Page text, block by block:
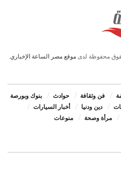
محفوظة لدى موقع مصر الساعة الإخباري.
فن وثقافة حوادث
بنوك وبورصة
دين ودنيا
أخبار السيارات
مرأة وصحة منوعات